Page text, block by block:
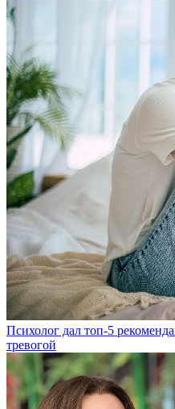
Психолог дал топ-5
тревогой